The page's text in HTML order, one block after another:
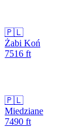
🇵🇱
Żabi Koń
7516 ft
🇵🇱
Miedziane
7490 ft